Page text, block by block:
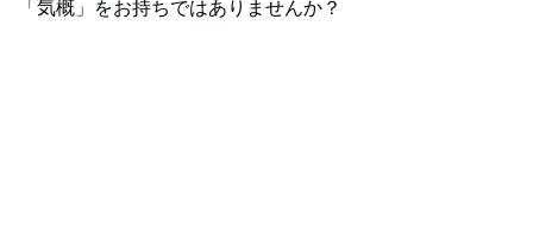
「気概」をお持ちではありませんか？